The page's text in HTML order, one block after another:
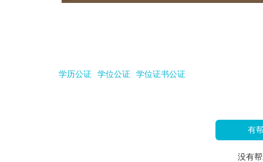
学历公证 学位公证 学位证书公证
有
没有